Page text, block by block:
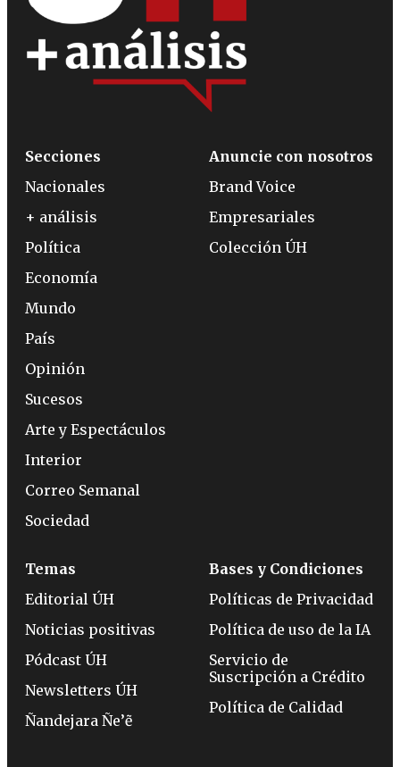
Secciones
Nacionales
+ análisis
Política
Economía
Mundo
País
Opinión
Sucesos
Arte y Espectáculos
Interior
Correo Semanal
Sociedad
Anuncie con nosotros
Brand Voice
Empresariales
Colección ÚH
Temas
Editorial ÚH
Noticias positivas
Pódcast ÚH
Newsletters ÚH
Ñandejara Ñe’ẽ
Bases y Condiciones
Políticas de Privacidad
Política de uso de la IA
Servicio de
Suscripción a Crédito
Política de Calidad